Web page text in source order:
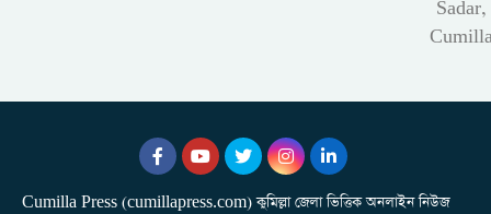
Sadar,
Cumilla Press (cumillapress.com) কুমিল্লা জেলা ভিত্তিক অনলাইন নিউজ